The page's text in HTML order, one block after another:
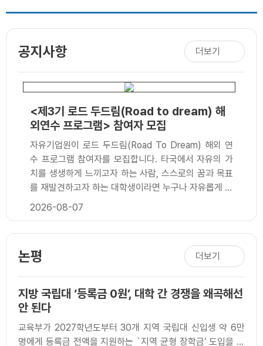
공지사항 더보기
<제3기 로드 두드림(Road to dream) 해
외연수 프로그램> 참여자 모집
자유기업원이 로드 두드림(Road To Dream) 해외 연
수 프로그램 참여자를 모집합니다. 타국에서 자유의 가
치를 생생하게 느끼고자 하는 사람, 스스로의 꿈과 목표
를 재발견하고자 하는 대학생이라면 누구나 자유롭게 참
여 가능합니다. 많은 지원과 관심 부탁드립니다.□ 지원
(금) 오후 5시 마감□ 1차 심사 발표: 2026년 10월 30
일(금) 오후 5시 홈페이지 공지 예정□ 2차 심사: 2026
(목)□ 발 대 식: 2026년 12월 21일(월)□ 연수 기간:
2027년 1월 ~ 2027년 12월 중 참가자 ..
2026-08-07
논평 더보기
지방 국립대 ‘등록금 0원’, 대학 간 경쟁을 왜곡해선
안 된다
교육부가 2027학년도부터 30개 지역 국립대 신입생 약 6만
명에게 등록금 전액을 지원하는 `지역 균형 장학금’ 도입을 검